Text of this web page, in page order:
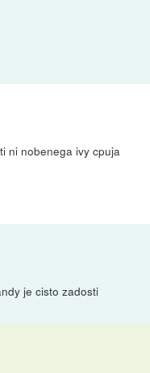
ni nobenega ivy cpuja
je cisto zadosti